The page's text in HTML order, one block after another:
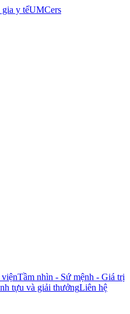
gia y tếUMCers
Tầm nhìn - Sứ mệnh - Giá trị
tựu và giải thưởngLiên hệ